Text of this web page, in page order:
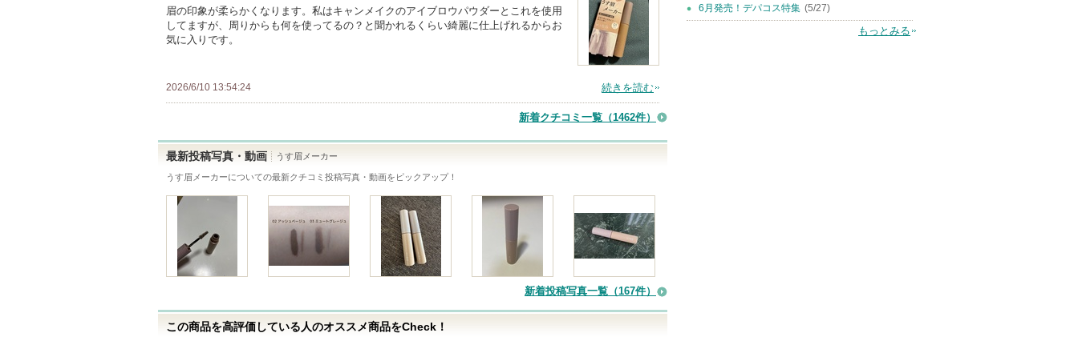
に
録
人
以
ン
ー
に
お
気
登
さ
れ
眉の印象が柔らかくなります。私はキャンメイクのアイブロウパウダーとこれを使用
してますが、周りからも何を使ってるの？と聞かれるくらい綺麗に仕上げれるからお
気に入りです。
2026/6/10 13:54:24 続きを読む
新着クチコミ一覧 （1462件）
最新投稿写真・動画 うす眉メーカー
うす眉メーカーについての最新クチコミ投稿写真・動画をピックアップ！
新着投稿写真一覧（167件）
この商品を高評価している人のオススメ商品をCheck！
6月発売！デパコス特集 (5/27)
もっとみる